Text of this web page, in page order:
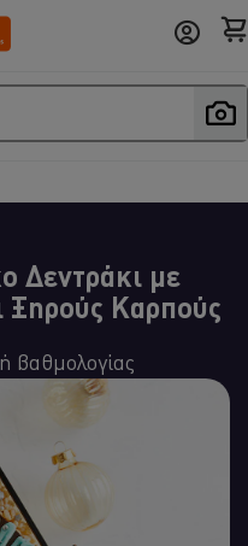
Δεντράκι με
Ξηρούς Καρπούς
βαθμολογίας